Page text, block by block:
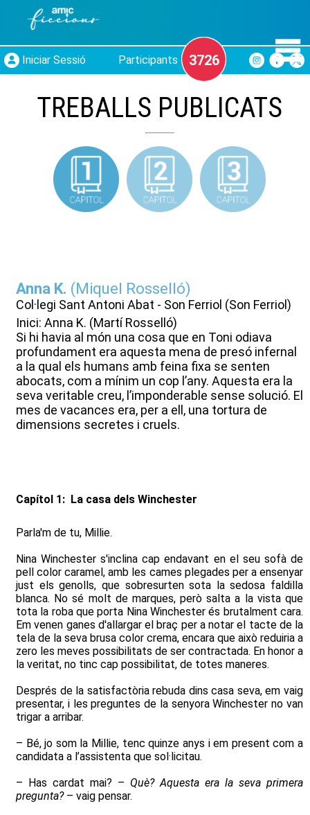
Iniciar Sessió Participants 3726
TREBALLS PUBLICATS
Anna K. (Miquel Rosselló)
Col·legi Sant Antoni Abat - Son Ferriol (Son Ferriol)
Inici: Anna K. (Martí Rosselló)
Si hi havia al món una cosa que en Toni odiava
profundament era aquesta mena de presó infernal
a la qual els humans amb feina fixa se senten
abocats, com a mínim un cop l’any. Aquesta era la
seva veritable creu, l’imponderable sense solució. El
mes de vacances era, per a ell, una tortura de
dimensions secretes i cruels.
Capítol 1: La casa dels Winchester
Parla'm de tu, Millie.
Nina Winchester s'inclina cap endavant en el seu sofà de
pell color caramel, amb les cames plegades per a ensenyar
just els genolls, que sobresurten sota la sedosa faldilla
blanca. No sé molt de marques, però salta a la vista que
tota la roba que porta Nina Winchester és brutalment cara.
Em venen ganes d'allargar el braç per a notar el tacte de la
tela de la seva brusa color crema, encara que això reduiria a
zero les meves possibilitats de ser contractada. En honor a
la veritat, no tinc cap possibilitat, de totes maneres.
Després de la satisfactòria rebuda dins casa seva, em vaig
presentar, i les preguntes de la senyora Winchester no van
trigar a arribar.
– Bé, jo som la Millie, tenc quinze anys i em present com a
candidata a l’assistenta que sol·licitau.
– Has cardat mai? – Què? Aquesta era la seva primera
pregunta? – vaig pensar.